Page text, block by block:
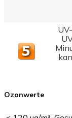
Ozonwerte